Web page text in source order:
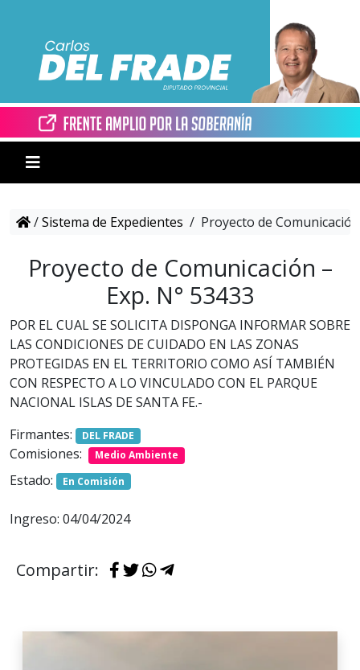
/Sistema de Expedientes / Proyecto de
Proyecto de Comunicación –
Exp. N° 53433
POR EL CUAL SE SOLICITA DISPONGA INFORMAR SOBRE
LAS CONDICIONES DE CUIDADO EN LAS ZONAS
PROTEGIDAS EN EL TERRITORIO COMO ASÍ TAMBIÉN
CON RESPECTO A LO VINCULADO CON EL PARQUE
NACIONAL ISLAS DE SANTA FE.-
Firmantes:
DEL FRADE
Comisiones: Medio Ambiente
Estado: En Comisión
Ingreso: 04/04/2024
Compartir: